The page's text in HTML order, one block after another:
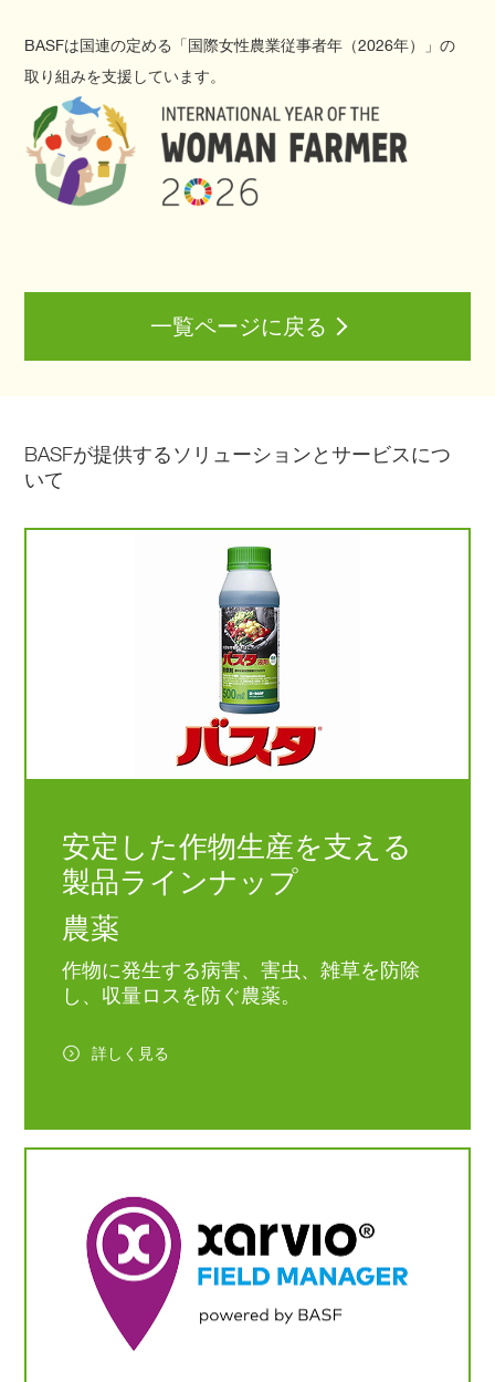
BASFは国連の定める「国際女性農業従事者年（2026年）」の
取り組みを支援しています。
一覧ページに戻る
BASFが提供するソリューションとサービスにつ
いて
安定した作物生産を支える
製品ラインナップ
農薬
作物に発生する病害、害虫、雑草を防除
し、収量ロスを防ぐ農薬。
詳しく見る